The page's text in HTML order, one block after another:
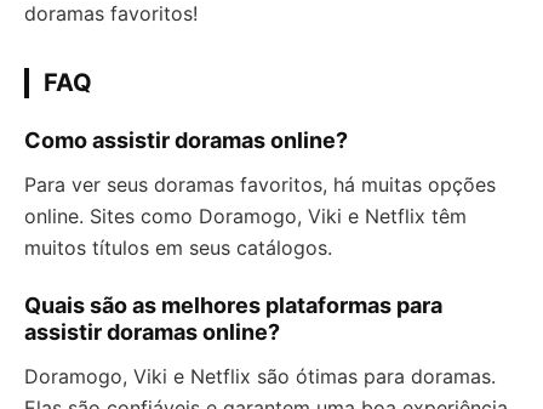
doramas favoritos!
FAQ
Como assistir doramas online?
Para ver seus doramas favoritos, há muitas opções
online. Sites como Doramogo, Viki e Netflix têm
muitos títulos em seus catálogos.
Quais são as melhores plataformas para
assistir doramas online?
Doramogo, Viki e Netflix são ótimas para doramas.